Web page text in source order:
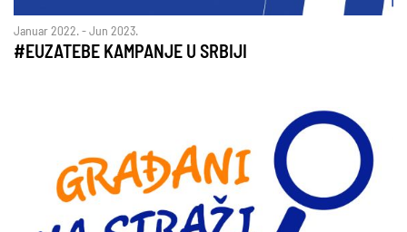
Januar 2022. - Jun 2023.
#EUZATEBE KAMPANJE U SRBIJI